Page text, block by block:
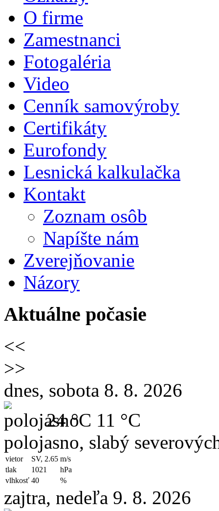
O firme
Zamestnanci
Fotogaléria
Video
Cenník samovýroby
Certifikáty
Eurofondy
Lesnická kalkulačka
Kontakt
Zoznam osôb
Napíšte nám
Zverejňovanie
Názory
Aktuálne počasie
<<
>>
dnes, sobota 8. 8. 2026
24 °C 11 °C
polojasno, slabý
vietor SV, 2.65 m/s
tlak
1021
hPa
vlhkosť 40 %
zajtra, nedeľa 9. 8. 2026